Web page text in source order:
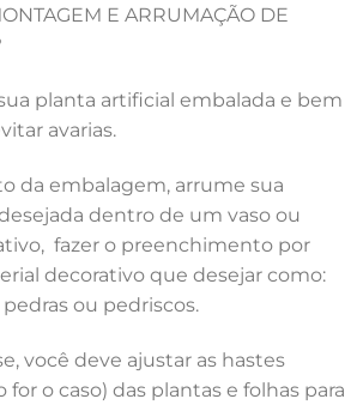
E ARRUMAÇÃO DE
planta artificial embalada e bem
avarias.
da embalagem, arrume sua
dentro de um vaso ou
fazer o preenchimento por
decorativo que desejar como:
ou pedriscos.
você deve ajustar as hastes
o caso) das plantas e folhas para